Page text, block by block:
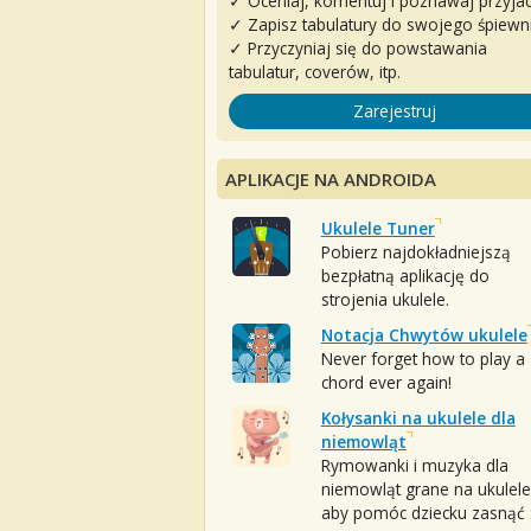
✓ Zapisz tabulatury do swojego
✓ Przyczyniaj się do powstawania
tabulatur, coverów, itp.
Zarejestruj
APLIKACJE NA ANDROIDA
Ukulele Tuner
Pobierz najdokładniejszą
bezpłatną aplikację do
strojenia ukulele.
Notacja Chwytów ukulele
Never forget how to play a
chord ever again!
Kołysanki na ukulele dla
niemowląt
Rymowanki i muzyka dla
niemowląt grane na
aby pomóc dziecku zasnąć